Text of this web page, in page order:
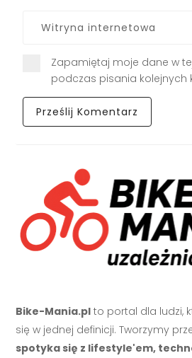
Zapamiętaj moje dane w
podczas pisania kolejnych
Bike-Mania.pl to portal dla ludzi,
się w jednej definicji. Tworzymy
spotyka się z lifestyle'em,